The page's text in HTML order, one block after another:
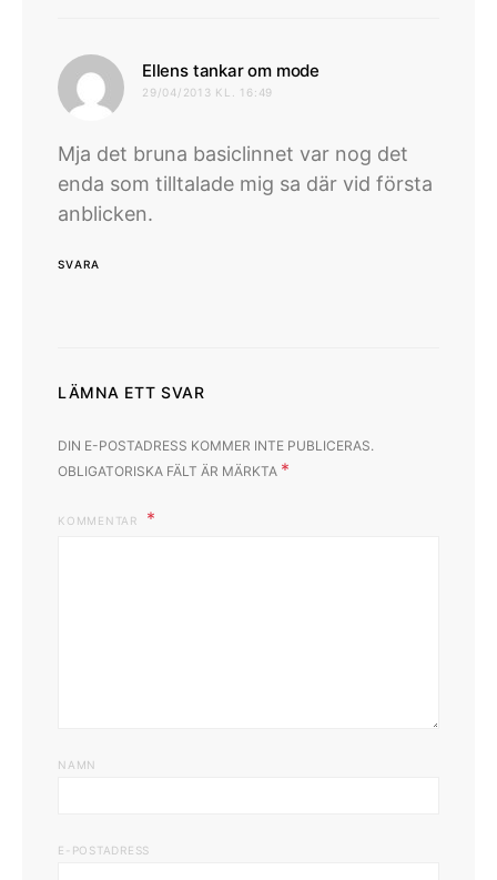
Ellens tankar om mode
29/04/2013 KL. 16:49
Mja det bruna basiclinnet var nog det
enda som tilltalade mig sa där vid första
anblicken.
SVARA
LÄMNA ETT SVAR
DIN E-POSTADRESS KOMMER INTE PUBLICERAS.
OBLIGATORISKA FÄLT ÄR MÄRKTA *
KOMMENTAR
NAMN
E-POSTADRESS